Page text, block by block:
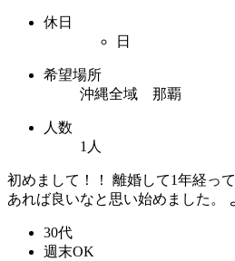
休日
日
希望場所
沖縄全域 那覇
人数
1人
初めまして！！ 離婚して1年経っ
あれば良いなと思い始めました。
30代
週末OK